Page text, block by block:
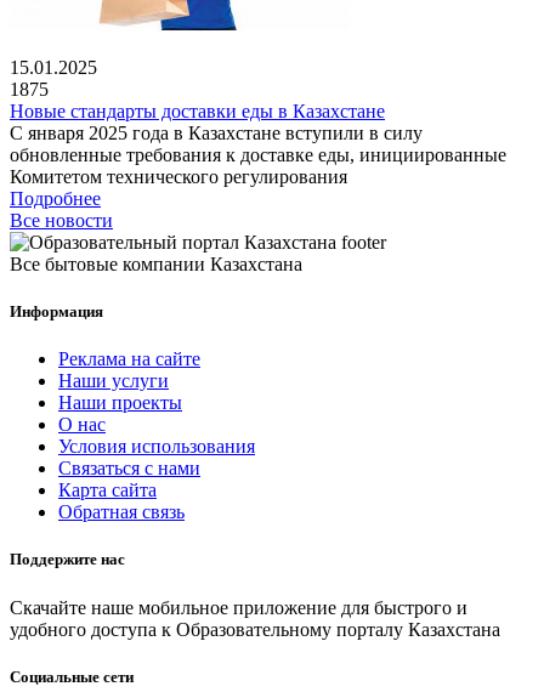
15.01.2025
1875
Новые стандарты доставки еды в Казахстане
С января 2025 года в Казахстане вступили в силу
обновленные требования к доставке еды, инициированные
Комитетом технического регулирования
Подробнее
Все новости
Все бытовые компании Казахстана
Информация
Реклама на сайте
Наши услуги
Наши проекты
О нас
Условия использования
Связаться с нами
Карта сайта
Обратная связь
Поддержите нас
Скачайте наше мобильное приложение для быстрого и
удобного доступа к Образовательному порталу Казахстана
Социальные сети